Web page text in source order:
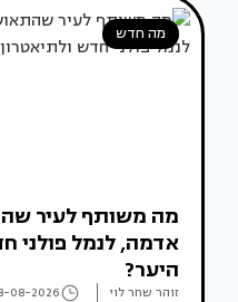
מה חדש
מה משותף לעיר
אדמה, לנמל פולני
היער?
זוהר שחר לוי 08-2026